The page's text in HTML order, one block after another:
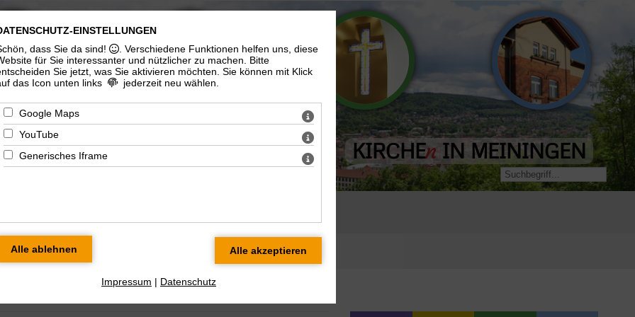
Katholische
Gemeinde "St.
Marien"
Evangelisch-
Freikirchliche
Gemeinde
Landeskirchliche
Gemeinschaft
KIRCHEn IN MEININGEN
Kirchenmusik Ökumenisches
EINSTELLUNGEN
dass Sie da sind!
. Verschiedene Funktionen helfen uns, diese
für Sie interessanter und nützlicher zu machen.
Bitte
Sie jetzt, was Sie aktivieren möchten. Sie können mit Klick
das Icon unten links
jederzeit neu wählen.
Google Maps
YouTube
Generisches Iframe
Impressum | Datenschutz